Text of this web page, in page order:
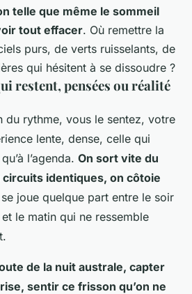
telle que même le sommeil
tout effacer. Où remettre la
purs, de verts ruisselants, de
qui hésitent à se dissoudre ?
restent, pensées ou réalité
du rythme, vous le sentez, votre
lente, dense, celle qui
l’agenda. On sort vite du
identiques, on côtoie
joue quelque part entre le soir
le matin qui ne ressemble
de la nuit australe, capter
sentir ce frisson qu’on ne